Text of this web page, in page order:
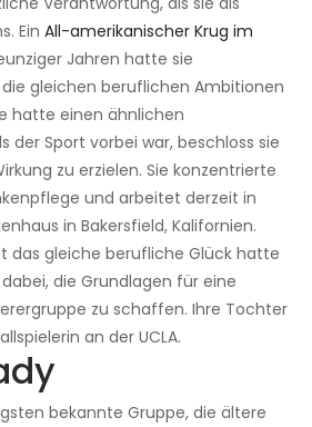
Ein All-amerikanischer Krug im
Jahren hatte sie
gleichen beruflichen Ambitionen
hatte einen ähnlichen
der Sport vorbei war, beschloss sie
zu erzielen. Sie konzentrierte
und arbeitet derzeit in
in Bakersfield, Kalifornien.
das gleiche berufliche Glück hatte
die Grundlagen für eine
zu schaffen. Ihre Tochter
an der UCLA.
bekannte Gruppe, die ältere